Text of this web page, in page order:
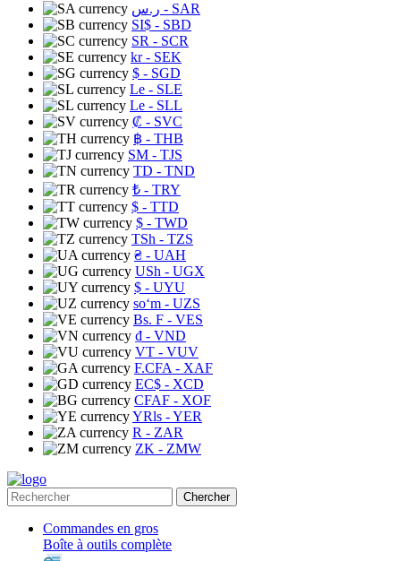
ر.س - SAR
SI$ - SBD
SR - SCR
kr- SEK
$ - SGD
Le - SLE
Le - SLL
₡ - SVC
฿ - THB
ЅМ - TJS
TD - TND
₺ - TRY
$ - TTD
$ - TWD
TSh - TZS
₴ - UAH
USh - UGX
$ - UYU
soʻm - UZS
Bs. F - VES
₫ - VND
VT - VUV
F.CFA - XAF
EC$ - XCD
CFAF - XOF
YRls - YER
R - ZAR
ZK - ZMW
Chercher
Commandes en gros
Boîte à outils complète